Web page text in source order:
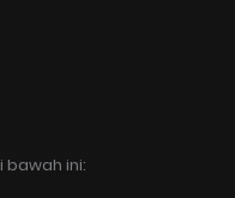
bawah ini: